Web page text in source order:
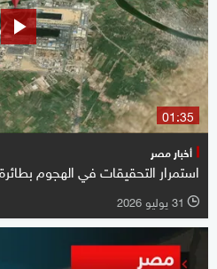
01:35
أخبار مصر
استمرار التحقيقات في الهجوم
l 31 يوليو 2026